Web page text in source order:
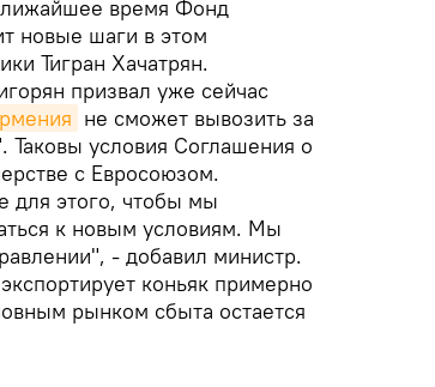
время Фонд
новые шаги в этом
Тигран Хачатрян.
призвал уже сейчас
не сможет вывозить за
Таковы условия Соглашения о
с Евросоюзом.
для этого, чтобы мы
к новым условиям. Мы
- добавил министр.
экспортирует коньяк примерно
рынком сбыта остается